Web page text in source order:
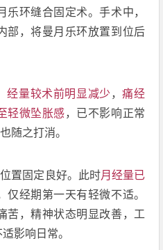
环缝合固定术。手术中，
部，将曼月乐环放置到位后
经量较术前明显减少 ，痛经
轻微坠胀感，已不影响正常
随之打消。
置固定良好。此时月经量已
仅经期第一天有轻微不适。
苦，精神状态明显改善，工
影响日常。